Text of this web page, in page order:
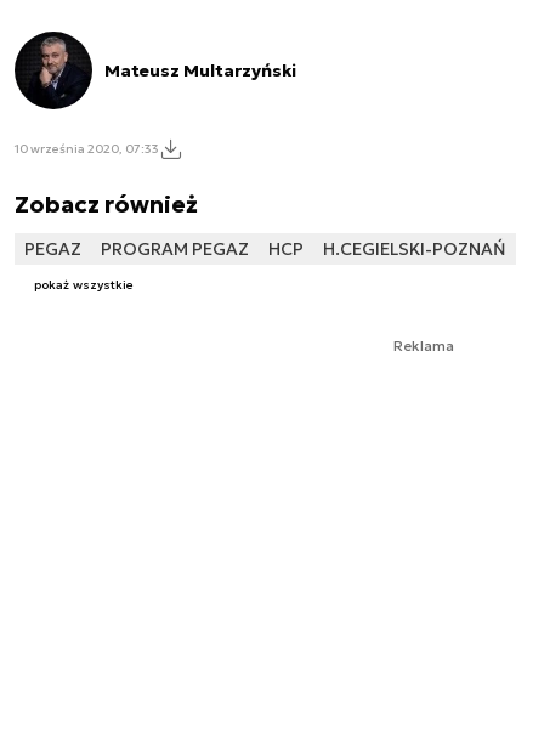
Mateusz Multarzyński
10 września 2020, 07:33
Zobacz również
PEGAZ PROGRAM PEGAZ HCP H.CEGIELSKI-POZNAŃ
pokaż wszystkie
Reklama